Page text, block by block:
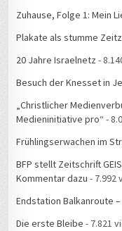
Zuhause, Folge 1: Mein
Plakate als stumme
20 Jahre Israelnetz -
Besuch der Knesset in
„Christlicher
Medieninitiative pro“ -
Frühlingserwachen im
BFP stellt Zeitschrift
Kommentar dazu - 7.992
Endstation Balkanroute
Die erste Bleibe - 7.821